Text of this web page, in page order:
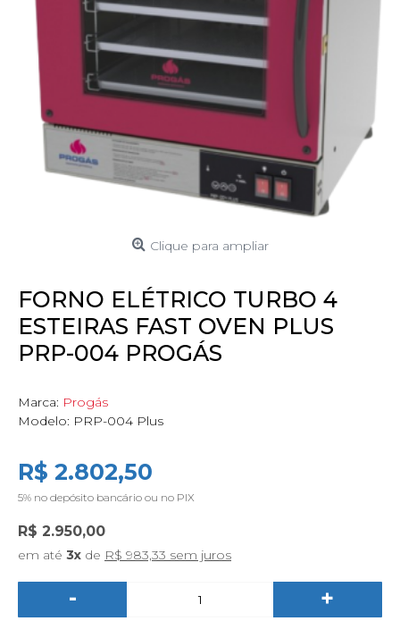
Clique para ampliar
FORNO ELÉTRICO TURBO 4
ESTEIRAS FAST OVEN PLUS
PRP-004 PROGÁS
Marca: Progás
Modelo: PRP-004 Plus
R$ 2.802,50
5% no depósito bancário ou no PIX
R$ 2.950,00
em até 3x de R$ 983,33 sem juros
- +